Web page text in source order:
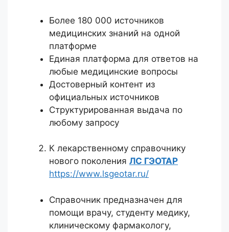
Более 180 000 источников
медицинских знаний на одной
платформе
Единая платформа для ответов на
любые медицинские вопросы
Достоверный контент из
официальных источников
Структурированная выдача по
любому запросу
К лекарственному справочнику
нового поколения ЛС ГЭОТАР
https://www.lsgeotar.ru/
Справочник предназначен для
помощи врачу, студенту медику,
клиническому фармакологу,